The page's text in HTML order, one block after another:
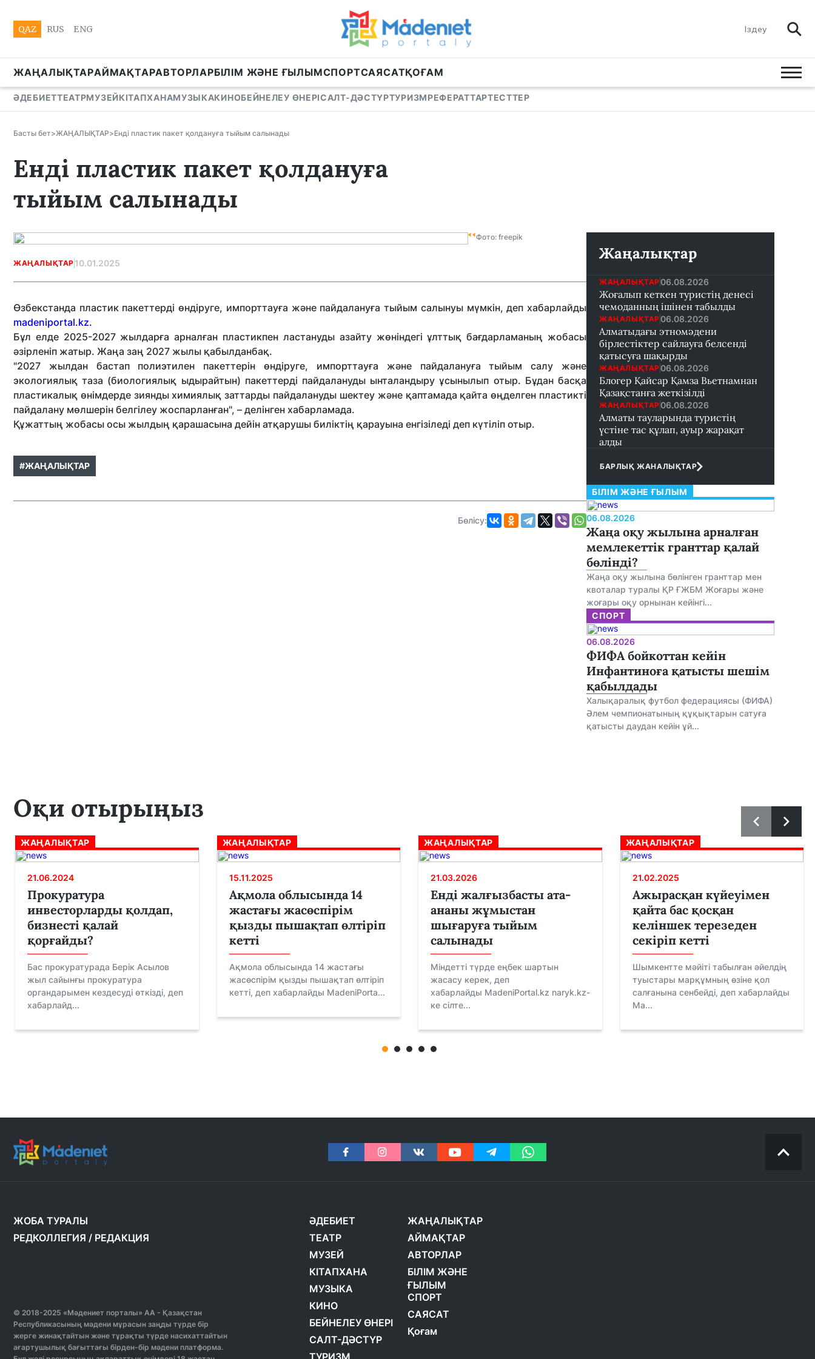
QAZ RUS ENG
ЖАҢАЛЫҚТАРАЙМАҚТАРАВТОРЛАРБІЛІМ ЖӘНЕ ҒЫЛЫМСПОРТСАЯСАТҚОҒАМ
ӘДЕБИЕТТЕАТРМУЗЕЙКІТАПХАНАМУЗЫКАКИНОБЕЙНЕЛЕУ ӨНЕРІСАЛТ-ДӘСТҮРТУРИЗМРЕФЕРАТТАРТЕСТТЕР
Басты бет>ЖАҢАЛЫҚТАР>Енді пластик пакет қолдануға тыйым салынады
Енді пластик пакет қолдануға
тыйым салынады
Фото: freepik
ЖАҢАЛЫҚТАР 10.01.2025
Өзбекстанда пластик пакеттерді өндіруге, импорттауға және пайдалануға тыйым салынуы мүмкін, деп хабарлайды
madeniportal.kz.
Бұл елде 2025-2027 жылдарға арналған пластикпен ластануды азайту жөніндегі ұлттық бағдарламаның жобасы
әзірленіп жатыр. Жаңа заң 2027 жылы қабылданбақ.
"2027 жылдан бастап полиэтилен пакеттерін өндіруге, импорттауға және пайдалануға тыйым салу және
экологиялық таза (биологиялық ыдырайтын) пакеттерді пайдалануды ынталандыру ұсынылып отыр. Бұдан басқа
пластикалық өнімдерде зиянды химиялық заттарды пайдалануды шектеу және қаптамада қайта өңделген пластикті
пайдалану мөлшерін белгілеу жоспарланған", – делінген хабарламада.
Құжаттың жобасы осы жылдың қарашасына дейін атқарушы биліктің қарауына енгізіледі деп күтіліп отыр.
#ЖАҢАЛЫҚТАР
Бөлісу:
Жаңалықтар
ЖАҢАЛЫҚТАР 06.08.2026
Жоғалып кеткен туристің денесі
чемоданның ішінен табылды
ЖАҢАЛЫҚТАР 06.08.2026
Алматыдағы этномәдени
бірлестіктер сайлауға белсенді
қатысуға шақырды
ЖАҢАЛЫҚТАР 06.08.2026
Блогер Қайсар Қамза Вьетнамнан
Қазақстанға жеткізілді
ЖАҢАЛЫҚТАР 06.08.2026
Алматы тауларында туристің
үстіне тас құлап, ауыр жарақат
алды
БАРЛЫҚ ЖАНАЛЫҚТАР
БІЛІМ ЖӘНЕ ҒЫЛЫМ
06.08.2026
Жаңа оқу жылына арналған
мемлекеттік гранттар қалай
бөлінді?
Жаңа оқу жылына бөлінген гранттар мен
квоталар туралы ҚР ҒЖБМ Жоғары және
жоғары оқу орнынан кейінгі...
СПОРТ
06.08.2026
ФИФА бойкоттан кейін
Инфантиноға қатысты шешім
қабылдады
Халықаралық футбол федерациясы (ФИФА)
Әлем чемпионатының құқықтарын сатуға
қатысты даудан кейін ұй...
Оқи отырыңыз
ЖАҢАЛЫҚТАР
21.06.2024
Прокуратура
инвесторларды қолдап,
бизнесті қалай
қорғайды?
Бас прокуратурада Берік Асылов
жыл сайынғы прокуратура
органдарымен кездесуді өткізді, деп
хабарлайд...
ЖАҢАЛЫҚТАР
15.11.2025
Ақмола облысында 14
жастағы жасөспірім
қызды пышақтап өлтіріп
кетті
Ақмола облысында 14 жастағы
жасөспірім қызды пышақтап өлтіріп
кетті, деп хабарлайды MadeniPorta...
ЖАҢАЛЫҚТАР
21.03.2026
Енді жалғызбасты ата-
ананы жұмыстан
шығаруға тыйым
салынады
Міндетті түрде еңбек шартын
жасасу керек, деп
хабарлайды MadeniPortal.kz naryk.kz-
ке сілте...
ЖАҢАЛЫҚТАР
21.02.2025
Ажырасқан күйеуімен
қайта бас қосқан
келіншек терезеден
секіріп кетті
Шымкентте мәйіті табылған әйелдің
туыстары марқұмның өзіне қол
салғанына сенбейді, деп хабарлайды
Ma...
ЖОБА ТУРАЛЫ
РЕДКОЛЛЕГИЯ / РЕДАКЦИЯ
© 2018-2025 «Мәдениет порталы» АА - Қазақстан
Республикасының мәдени мұрасын заңды түрде бір
жерге жинақтайтын және тұрақты түрде насихаттайтын
ағартушылық бағыттағы бірден-бір мәдени платформа.
ӘДЕБИЕТ
ТЕАТР
МУЗЕЙ
КІТАПХАНА
МУЗЫКА
КИНО
БЕЙНЕЛЕУ ӨНЕРІ
САЛТ-ДӘСТҮР
ТУРИЗМ
ЖАҢАЛЫҚТАР
АЙМАҚТАР
АВТОРЛАР
БІЛІМ ЖӘНЕ
ҒЫЛЫМ
СПОРТ
САЯСАТ
Қоғам